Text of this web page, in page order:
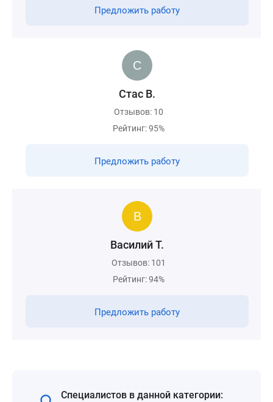
Предложить работу
Стас В.
Отзывов: 10
Рейтинг: 95%
Предложить работу
Василий Т.
Отзывов: 101
Рейтинг: 94%
Предложить работу
Специалистов в данной категории: